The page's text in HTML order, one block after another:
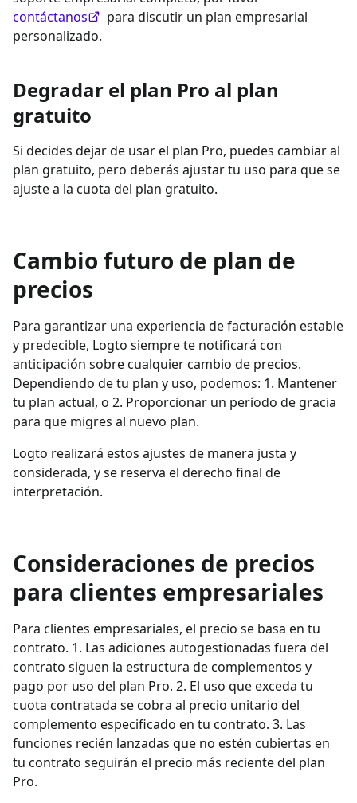
contáctanos
para discutir un plan empresarial
personalizado.
Degradar el plan Pro al plan
gratuito
Si decides dejar de usar el plan Pro, puedes cambiar al
plan gratuito, pero deberás ajustar tu uso para que se
ajuste a la cuota del plan gratuito.
Cambio futuro de plan de
precios
Para garantizar una experiencia de facturación estable
y predecible, Logto siempre te notificará con
anticipación sobre cualquier cambio de precios.
Dependiendo de tu plan y uso, podemos: 1. Mantener
tu plan actual, o 2. Proporcionar un período de gracia
para que migres al nuevo plan.
Logto realizará estos ajustes de manera justa y
considerada, y se reserva el derecho final de
interpretación.
Consideraciones de precios
para clientes empresariales
Para clientes empresariales, el precio se basa en tu
contrato. 1. Las adiciones autogestionadas fuera del
contrato siguen la estructura de complementos y
pago por uso del plan Pro. 2. El uso que exceda tu
cuota contratada se cobra al precio unitario del
complemento especificado en tu contrato. 3. Las
funciones recién lanzadas que no estén cubiertas en
tu contrato seguirán el precio más reciente del plan
Pro.